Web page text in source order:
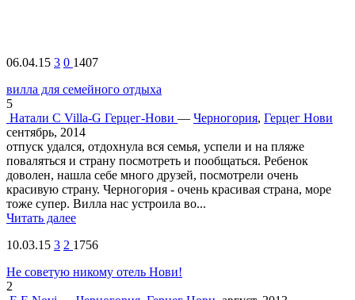
06.04.15 3 0 1407
вилла для семейного отдыха
5
Натали С Villa-G Герцег-Нови — Черногория, Герцег Нови
сентябрь, 2014
отпуск удался, отдохнула вся семья, успели и на пляже
поваляться и страну посмотреть и пообщаться. Ребенок
доволен, нашла себе много друзей, посмотрели очень
красивую страну. Черногория - очень красивая страна, море
тоже супер. Вилла нас устроила во...
Читать далее
10.03.15 3 2 1756
Не советую никому отель Нови!
2